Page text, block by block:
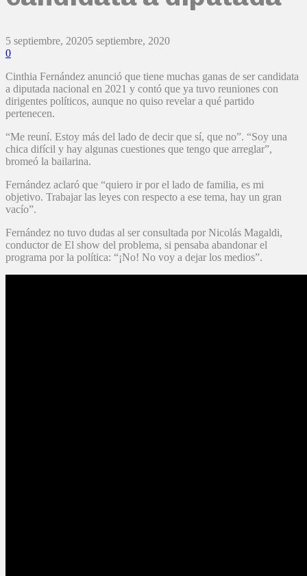
5 septiembre, 20205 septiembre, 2020
0
Cinthia Fernández anunció que tiene muchas ganas de ser candidata
a diputada nacional en 2021 y contó que ya tuvo reuniones con
dirigentes políticos, aunque no quiso revelar a qué partido
pertenecen.
“Me reuní. Estoy más del lado de decir que sí, que no”. “Soy una
chica difícil y hay algunas cuestiones que tengo que arreglar”,
bromeó la bailarina.
Fernández aclaró que “quiero ir por el lado de familia, es mi
objetivo. Trabajar las leyes con respecto a ese tema, hay un gran
vacío”.
Fernández no tuvo dudas al ser consultada por Nicolás Magaldi,
conductor de El show del problema, si pensaba abandonar el
programa por la política: “¡No! No voy a dejar los medios”.